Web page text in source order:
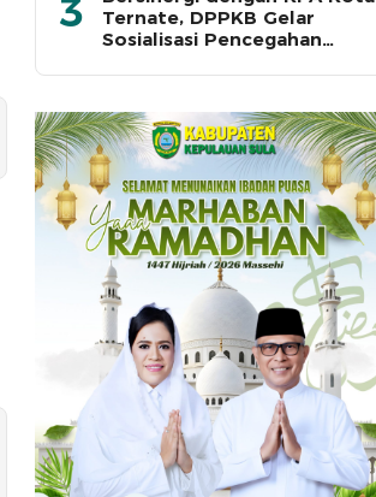
3
Ternate, DPPKB Gelar
Sosialisasi Pencegahan